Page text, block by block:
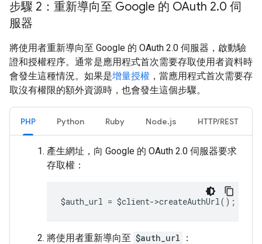
步驟 2：重新導向至 Google 的 OAuth 2.0 伺
服器
將使用者重新導向至 Google 的 OAuth 2.0 伺服器，啟動驗
證和授權程序。通常是應用程式首次需要存取使用者資料時
會發生這種情況。如果是增量授權 ，當應用程式首次需要存
取沒有權限的額外資源時，也會發生這個步驟。
PHP Python Ruby Node.js HTTP/REST
產生網址，向 Google 的 OAuth 2.0 伺服器要求
存取權：
$auth_url = $client->createAuthUrl();
將使用者重新導向至 $auth_url ：